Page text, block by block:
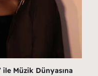
Müzik Dünyasına